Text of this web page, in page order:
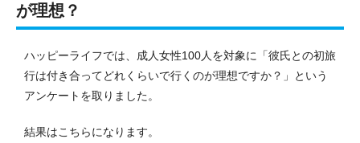
が理想？
ハッピーライフでは、成人女性100人を対象に「彼氏との初旅
行は付き合ってどれくらいで行くのが理想ですか？」という
アンケートを取りました。
結果はこちらになります。